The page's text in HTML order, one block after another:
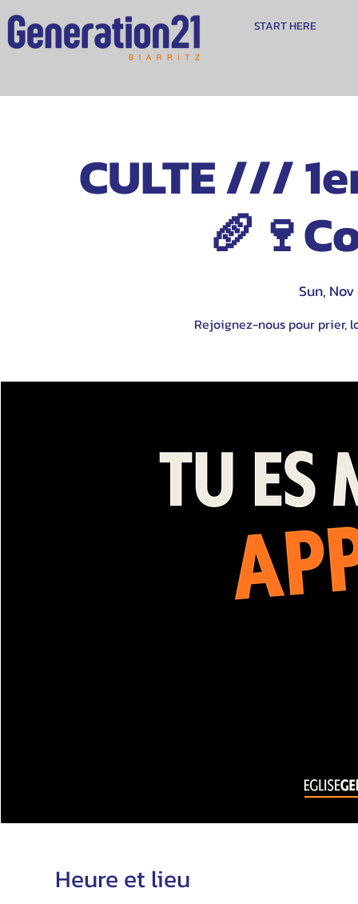
START HERE
CULTE ///
Sun,
Rejoignez-nous pour prier,
Heure et lieu